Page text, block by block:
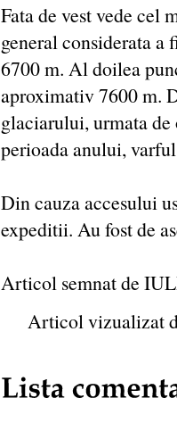
Fata de vest vede cel
general considerata a
6700 m. Al doilea
aproximativ 7600 m.
glaciarului, urmata
perioada anului,
Din cauza accesului
expeditii. Au fost de
Articol semnat de
Articol vizualizat